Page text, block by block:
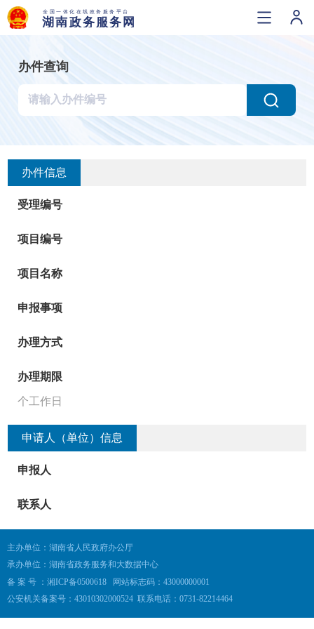
主办单位：湖南省人民政府办公厅
承办单位：湖南省政务服务和大数据中心
备 案 号 ：湘ICP备0500618 网站标志码：43000000001
公安机关备案号：43010302000524 联系电话：0731-82214464